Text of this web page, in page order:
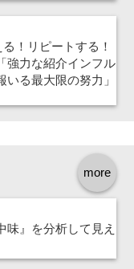
！リピートする！
強力な紹介インフル
る最大限の努力」
more
味』を分析して見え